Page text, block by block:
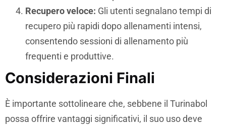
Recupero veloce: Gli utenti segnalano tempi di
recupero più rapidi dopo allenamenti intensi,
consentendo sessioni di allenamento più
frequenti e produttive.
Considerazioni Finali
È importante sottolineare che, sebbene il Turinabol
possa offrire vantaggi significativi, il suo uso deve